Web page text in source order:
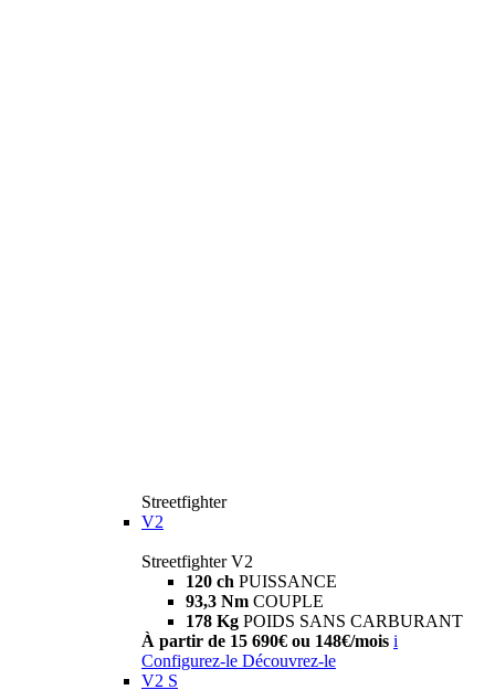
Streetfighter
V2
Streetfighter V2
120 ch PUISSANCE
93,3 Nm COUPLE
178 Kg POIDS SANS CARBURANT
À partir de 15 690€ ou 148€/mois i
Configurez-le Découvrez-le
V2 S